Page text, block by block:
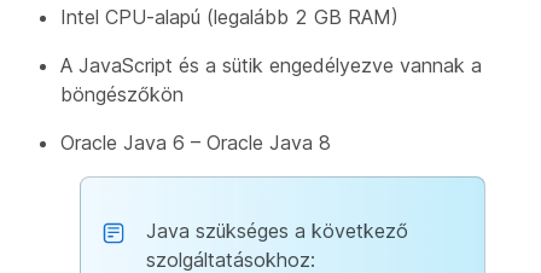
Intel CPU-alapú (legalább 2 GB RAM)
A JavaScript és a sütik engedélyezve vannak a
böngészőkön
Oracle Java 6 – Oracle Java 8
Java szükséges a következő
szolgáltatásokhoz: